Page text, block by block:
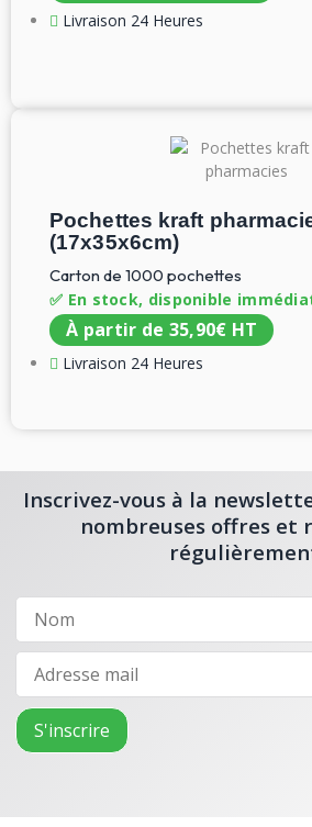
Livraison 24 Heures
Pochettes kraft
(17x35x6cm)
Carton de 1000 pochettes
✅ En stock, disponible
À partir de 35,90€ HT
Livraison 24 Heures
Inscrivez-vous à la
nombreuses offres et